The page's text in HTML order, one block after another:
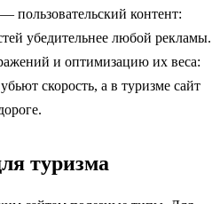
пользовательский контент:
убедительнее любой рекламы.
и оптимизацию их веса:
скорость, а в туризме сайт
туризма